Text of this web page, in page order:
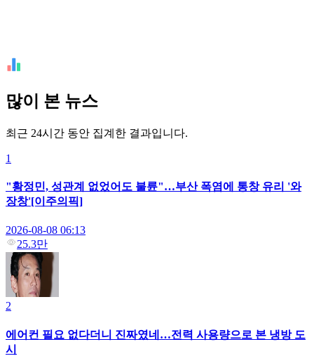
많이 본 뉴스
최근 24시간 동안 집계한 결과입니다.
1
"황정민, 성관계 없었어도 불륜"…부산 폭염에 통창 유리 '와
장창'[이주의픽]
2026-08-08 06:13
25.3만
2
에어컨 필요 없다더니 진짜였네…전력 사용량으로 본 냉방 도
시